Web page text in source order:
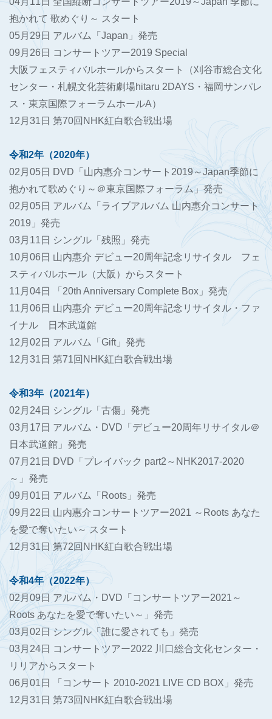
抱かれて 歌めぐり～ スタート
05月29日 アルバム「Japan」発売
09月26日 コンサートツアー2019 Special
大阪フェスティバルホールからスタート（刈谷市総合文化
センター・札幌文化芸術劇場hitaru 2DAYS・福岡サンパレ
ス・東京国際フォーラムホールA）
12月31日 第70回NHK紅白歌合戦出場
令和2年（2020年）
02月05日 DVD「山内惠介コンサート2019～Japan季節に
抱かれて歌めぐり～＠東京国際フォーラム」発売
02月05日 アルバム「ライブアルバム 山内惠介コンサート
2019」発売
03月11日 シングル「残照」発売
10月06日 山内惠介 デビュー20周年記念リサイタル フェ
スティバルホール（大阪）からスタート
11月04日 「20th Anniversary Complete Box」発売
11月06日 山内惠介 デビュー20周年記念リサイタル・ファ
イナル 日本武道館
12月02日 アルバム「Gift」発売
12月31日 第71回NHK紅白歌合戦出場
令和3年（2021年）
02月24日 シングル「古傷」発売
03月17日 アルバム・DVD「デビュー20周年リサイタル＠
日本武道館」発売
07月21日 DVD「プレイバック part2～NHK2017-2020
～」発売
09月01日 アルバム「Roots」発売
09月22日 山内惠介コンサートツアー2021 ～Roots あなた
を愛で奪いたい～ スタート
12月31日 第72回NHK紅白歌合戦出場
令和4年（2022年）
02月09日 アルバム・DVD「コンサートツアー2021～
Roots あなたを愛で奪いたい～」発売
03月02日 シングル「誰に愛されても」発売
03月24日 コンサートツアー2022 川口総合文化センター・
リリアからスタート
06月01日 「コンサート 2010-2021 LIVE CD BOX」発売
12月31日 第73回NHK紅白歌合戦出場